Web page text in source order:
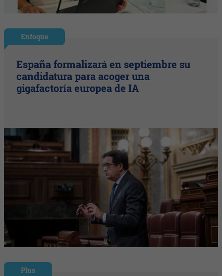
Enfoque
España formalizará en septiembre su
candidatura para acoger una
gigafactoría europea de IA
Plus